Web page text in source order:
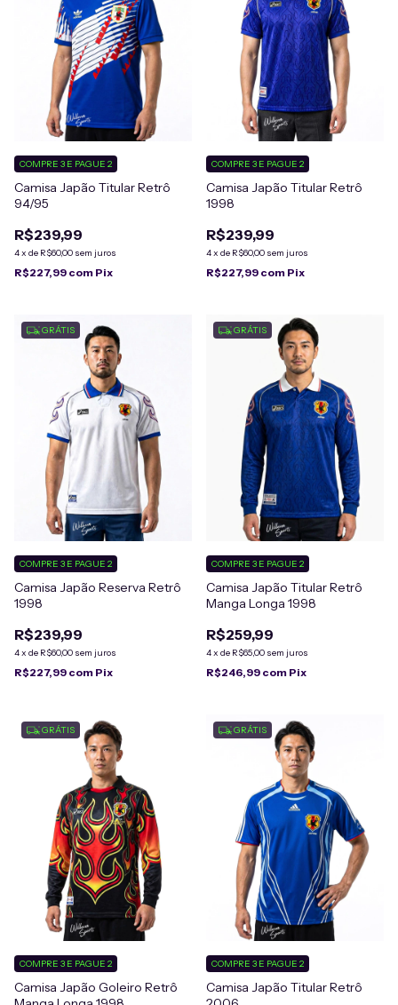
Camisa Japão Titular Retrô
94/95
R$239,99
4x de R$60,00 sem juros
COMPRE 3 E PAGUE 2
R$227,99 com Pix
Camisa Japão Titular Retrô
1998
R$239,99
4x de R$60,00 sem juros
COMPRE 3 E PAGUE 2
R$227,99 com Pix
GRÁTIS
Camisa Japão Reserva Retrô
1998
R$239,99
4x de R$60,00 sem juros
COMPRE 3 E PAGUE 2
R$227,99 com Pix
GRÁTIS
Camisa Japão Titular Retrô
Manga Longa 1998
R$259,99
4x de R$65,00 sem juros
COMPRE 3 E PAGUE 2
R$246,99 com Pix
GRÁTIS
Camisa Japão Goleiro Retrô
COMPRE 3 E PAGUE 2
GRÁTIS
Camisa Japão Titular Retrô
COMPRE 3 E PAGUE 2